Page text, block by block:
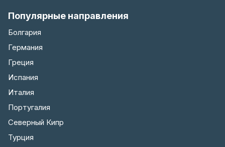
Популярные направления
Болгария
Германия
Греция
Испания
Италия
Португалия
Северный Кипр
Турция